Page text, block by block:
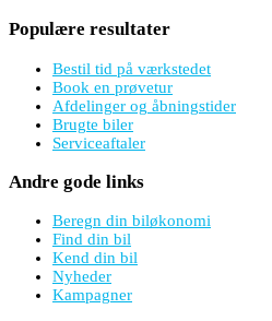
Populære resultater
Bestil tid på værkstedet
Book en prøvetur
Afdelinger og åbningstider
Brugte biler
Serviceaftaler
Andre gode links
Beregn din biløkonomi
Find din bil
Kend din bil
Nyheder
Kampagner